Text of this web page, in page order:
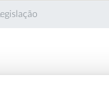
Legislação